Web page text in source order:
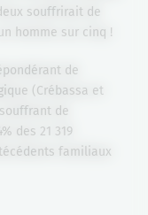
souffrirait de
homme sur cinq !
de
(Crébassa et
de
des 21 319
familiaux